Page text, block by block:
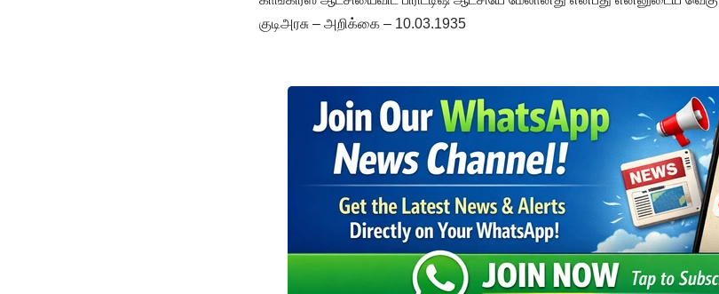
குடிஅரசு – அறிக்கை – 10.03.1935